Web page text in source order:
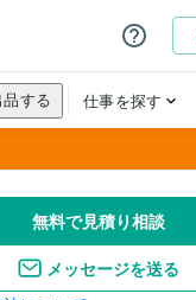
無料で見積り相談
メッセージを送る